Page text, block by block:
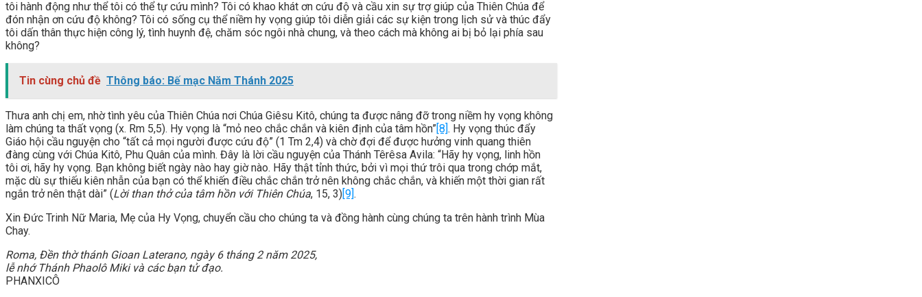
tôi hành động như thể tôi có thể tự cứu mình? Tôi có khao khát ơn cứu độ và cầu xin sự trợ giúp của Thiên Chúa để
đón nhận ơn cứu độ không? Tôi có sống cụ thể niềm hy vọng giúp tôi diễn giải các sự kiện trong lịch sử và thúc đẩy
tôi dấn thân thực hiện công lý, tình huynh đệ, chăm sóc ngôi nhà chung, và theo cách mà không ai bị bỏ lại phía sau
không?
Tin cùng chủ đề Thông báo: Bế mạc Năm Thánh 2025
Thưa anh chị em, nhờ tình yêu của Thiên Chúa nơi Chúa Giêsu Kitô, chúng ta được nâng đỡ trong niềm hy vọng không
làm chúng ta thất vọng (x. Rm 5,5). Hy vọng là “mỏ neo chắc chắn và kiên định của tâm hồn”[8]. Hy vọng thúc đẩy
Giáo hội cầu nguyện cho “tất cả mọi người được cứu độ” (1 Tm 2,4) và chờ đợi để được hưởng vinh quang thiên
đàng cùng với Chúa Kitô, Phu Quân của mình. Đây là lời cầu nguyện của Thánh Têrêsa Avila: “Hãy hy vọng, linh hồn
tôi ơi, hãy hy vọng. Bạn không biết ngày nào hay giờ nào. Hãy thật tỉnh thức, bởi vì mọi thứ trôi qua trong chớp mắt,
mặc dù sự thiếu kiên nhẫn của bạn có thể khiến điều chắc chắn trở nên không chắc chắn, và khiến một thời gian rất
ngắn trở nên thật dài” (Lời than thở của tâm hồn với Thiên Chúa, 15, 3)[9].
Xin Đức Trinh Nữ Maria, Mẹ của Hy Vọng, chuyển cầu cho chúng ta và đồng hành cùng chúng ta trên hành trình Mùa
Chay.
Roma, Đền thờ thánh Gioan Laterano, ngày 6 tháng 2 năm 2025,
lễ nhớ Thánh Phaolô Miki và các bạn tử đạo.
PHANXICÔ